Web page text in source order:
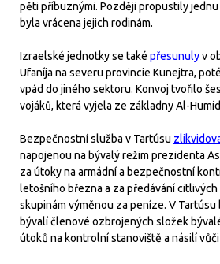
pěti příbuznými. Později propustily
byla vrácena jejich rodinám.
Izraelské jednotky se také přesunulyv
Ufaníja na severu provincie Kunejtra,
vpád do jiného sektoru. Konvoj tvořilo
vojáků, která vyjela ze základny Al-
Bezpečnostní služba v Tartúsu
napojenou na bývalý režim prezidenta
za útoky na armádní a bezpečnostní
letošního března a za předávání
skupinám výměnou za peníze. V Tartúsu
bývalí členové ozbrojených složek
útoků na kontrolní stanoviště a násilí